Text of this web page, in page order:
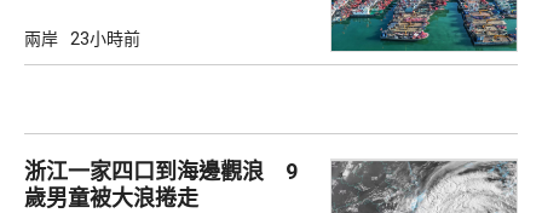
兩岸 23小時前
浙江一家四口到海邊觀浪 9
歲男童被大浪捲走